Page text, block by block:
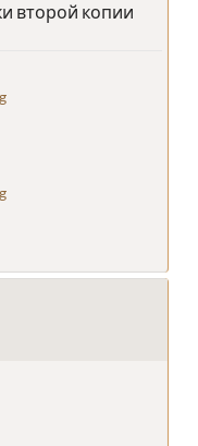
второй копии